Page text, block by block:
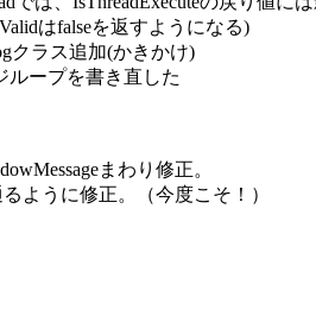
はfalseを返すようになる)
クラス追加(かきかけ)
ループを書き直した
まわり修正。
ように修正。（今度こそ！）